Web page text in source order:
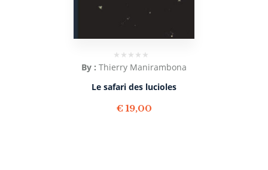
By : Thierry Manirambona
Le safari des lucioles
€ 19,00